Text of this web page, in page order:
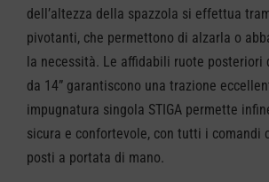
quantità
dell’altezza della spazzola si effettua
pivotanti, che permettono di alzarla o
la necessità. Le affidabili ruote posteriori
da 14” garantiscono una trazione
impugnatura singola STIGA permette
sicura e confortevole, con tutti i comandi
posti a portata di mano.